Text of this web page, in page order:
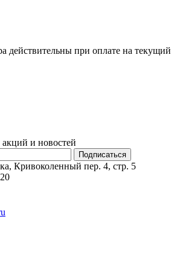
действительны при оплате на текущий
и новостей
Подписаться
Кривоколенный пер. 4, стр. 5